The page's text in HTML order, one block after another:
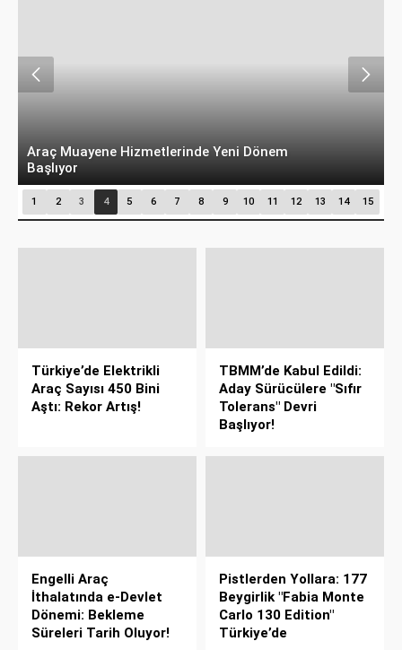
Araç Muayene Hizmetlerinde Yeni Dönem
Başlıyor
1 2 3 4 5 6 7 8 9 10 11 12 13 14 15
Türkiye’de Elektrikli
Araç Sayısı 450 Bini
Aştı: Rekor Artış!
TBMM’de Kabul Edildi:
Aday Sürücülere "Sıfır
Tolerans" Devri
Başlıyor!
Engelli Araç
İthalatında e-Devlet
Dönemi: Bekleme
Süreleri Tarih Oluyor!
Pistlerden Yollara: 177
Beygirlik "Fabia Monte
Carlo 130 Edition"
Türkiye’de